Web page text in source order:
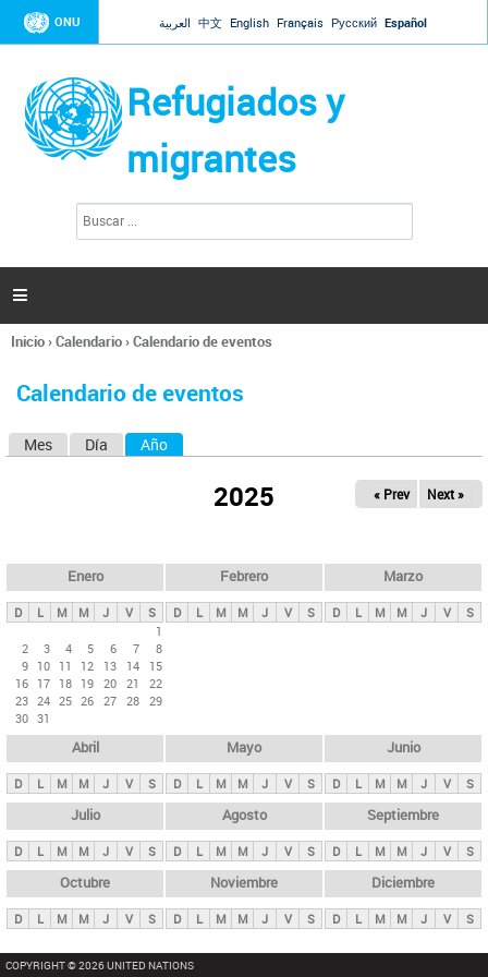
Jump to navigation
ONU العربية 中文 English Français Русский Español
Refugiados y
migrantes
l
d
s

Se
usted
Inicio›Calendario›Calendario de eventos
Calendario de eventos
s
p
n
c
i
p
l
e
s
Mes Día Año
2025 « Prev Next »
Enero
D L M M J V
S
1
2
3 4 5 6 7
8
9 10 11 12 13 14
15
16 17 18 19 20 21
22
23 24 25 26 27 28 29
30 31
Febrero
D L M M J V S
Marzo
D L M M J V S
Abril
D L M M J V S
Mayo
D L M M J V S
Junio
D L M M J V S
Julio
D L M M J V S
Agosto
D L M M J V S
Septiembre
D L M M J V S
Octubre
D L M M J V S
Noviembre
D L M M J V S
Diciembre
D L M M J V S
COPYRIGHT © 2026 UNITED NATIONS